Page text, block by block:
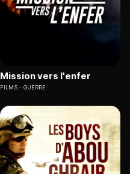
Mission vers l'enfer
FILMS GUERRE